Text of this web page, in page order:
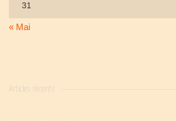
31
« Mai
Articles récents